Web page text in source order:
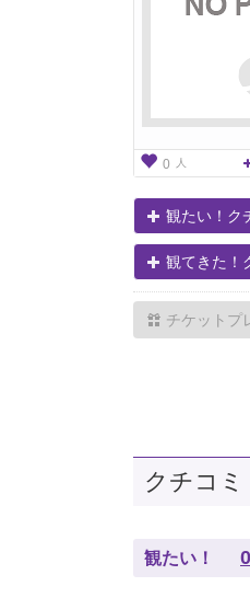
0 人
観たい！ク
観てきた！
チケットプ
クチコミ
観たい！ 0